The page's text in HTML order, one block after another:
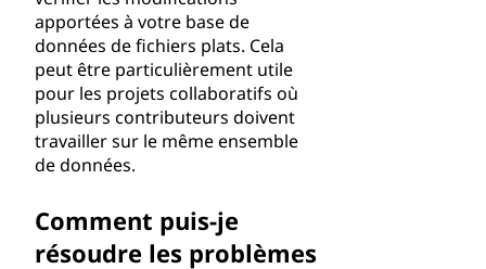
apportées à votre base de
données de fichiers plats. Cela
peut être particulièrement utile
pour les projets collaboratifs où
plusieurs contributeurs doivent
travailler sur le même ensemble
de données.
Comment puis-je
résoudre les problèmes